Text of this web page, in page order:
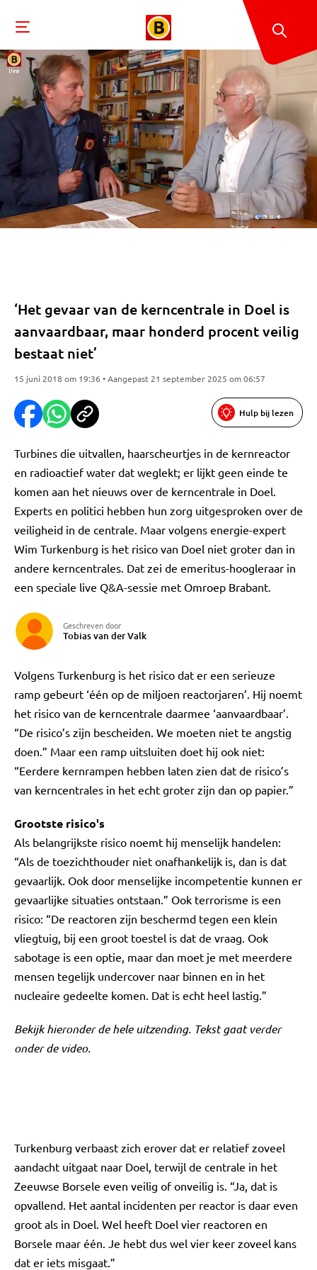
‘Het gevaar van de kerncentrale in Doel is
aanvaardbaar, maar honderd procent veilig
bestaat niet’
15 juni 2018 om 19:36 • Aangepast 21 september 2025 om 06:57
Hulp bij lezen
Turbines die uitvallen, haarscheurtjes in de kernreactor
en radioactief water dat weglekt; er lijkt geen einde te
komen aan het nieuws over de kerncentrale in Doel.
Experts en politici hebben hun zorg uitgesproken over de
veiligheid in de centrale. Maar volgens energie-expert
Wim Turkenburg is het risico van Doel niet groter dan in
andere kerncentrales. Dat zei de emeritus-hoogleraar in
een speciale live Q&A-sessie met Omroep Brabant.
Geschreven door
Tobias van der Valk
Volgens Turkenburg is het risico dat er een serieuze
ramp gebeurt ‘één op de miljoen reactorjaren’. Hij noemt
het risico van de kerncentrale daarmee ‘aanvaardbaar’.
“De risico’s zijn bescheiden. We moeten niet te angstig
doen.” Maar een ramp uitsluiten doet hij ook niet:
“Eerdere kernrampen hebben laten zien dat de risico’s
van kerncentrales in het echt groter zijn dan op papier.”
Grootste risico's
Als belangrijkste risico noemt hij menselijk handelen:
“Als de toezichthouder niet onafhankelijk is, dan is dat
gevaarlijk. Ook door menselijke incompetentie kunnen er
gevaarlijke situaties ontstaan.” Ook terrorisme is een
risico: “De reactoren zijn beschermd tegen een klein
vliegtuig, bij een groot toestel is dat de vraag. Ook
sabotage is een optie, maar dan moet je met meerdere
mensen tegelijk undercover naar binnen en in het
nucleaire gedeelte komen. Dat is echt heel lastig.”
Bekijk hieronder de hele uitzending. Tekst gaat verder
onder de video.
Turkenburg verbaast zich erover dat er relatief zoveel
aandacht uitgaat naar Doel, terwijl de centrale in het
Zeeuwse Borsele even veilig of onveilig is. “Ja, dat is
opvallend. Het aantal incidenten per reactor is daar even
groot als in Doel. Wel heeft Doel vier reactoren en
Borsele maar één. Je hebt dus wel vier keer zoveel kans
dat er iets misgaat.”